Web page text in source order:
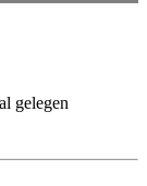
gelegen